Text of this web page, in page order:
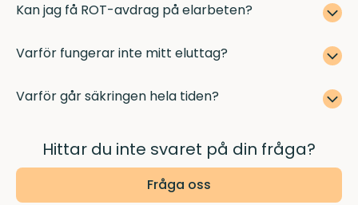
Kan jag få ROT-avdrag på elarbeten?
Varför fungerar inte mitt eluttag?
Varför går säkringen hela tiden?
Hittar du inte svaret på din fråga?
Fråga oss